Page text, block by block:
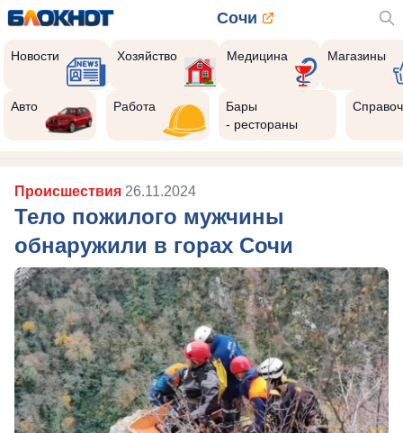
Сочи
Новости Хозяйство Медицина Магазины
Авто Работа
Бары
- рестораны
Происшествия 26.11.2024
Тело пожилого мужчины
обнаружили в горах Сочи